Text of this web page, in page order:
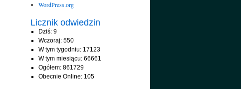
WordPress.org
Licznik odwiedzin
Dziś: 9
Wczoraj: 550
W tym tygodniu: 17123
W tym miesiącu: 66661
Ogółem: 861729
Obecnie Online: 105